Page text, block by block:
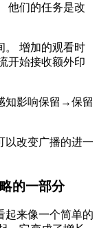
他们的任务是改
。 增加的观看时
开始接收额外印
知影响保留→保留
以改变广播的进一
的一部分
起来像一个简单的